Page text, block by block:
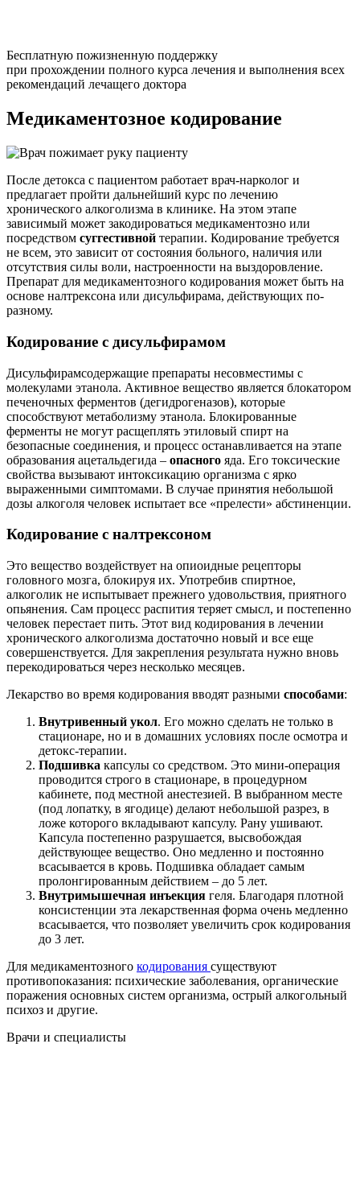
Бесплатную пожизненную поддержку
при прохождении полного курса лечения и выполнения всех
рекомендаций лечащего доктора
Медикаментозное кодирование
После детокса с пациентом работает врач-нарколог и
предлагает пройти дальнейший курс по лечению
хронического алкоголизма в клинике. На этом этапе
зависимый может закодироваться медикаментозно или
посредством суггестивной терапии. Кодирование требуется
не всем, это зависит от состояния больного, наличия или
отсутствия силы воли, настроенности на выздоровление.
Препарат для медикаментозного кодирования может быть на
основе налтрексона или дисульфирама, действующих по-
разному.
Кодирование с дисульфирамом
Дисульфирамсодержащие препараты несовместимы с
молекулами этанола. Активное вещество является блокатором
печеночных ферментов (дегидрогеназов), которые
способствуют метаболизму этанола. Блокированные
ферменты не могут расщеплять этиловый спирт на
безопасные соединения, и процесс останавливается на этапе
образования ацетальдегида – опасного яда. Его токсические
свойства вызывают интоксикацию организма с ярко
выраженными симптомами. В случае принятия небольшой
дозы алкоголя человек испытает все «прелести» абстиненции.
Кодирование с налтрексоном
Это вещество воздействует на опиоидные рецепторы
головного мозга, блокируя их. Употребив спиртное,
алкоголик не испытывает прежнего удовольствия, приятного
опьянения. Сам процесс распития теряет смысл, и постепенно
человек перестает пить. Этот вид кодирования в лечении
хронического алкоголизма достаточно новый и все еще
совершенствуется. Для закрепления результата нужно вновь
перекодироваться через несколько месяцев.
Лекарство во время кодирования вводят разными способами:
Внутривенный укол. Его можно сделать не только в
стационаре, но и в домашних условиях после осмотра и
детокс-терапии.
Подшивка капсулы со средством. Это мини-операция
проводится строго в стационаре, в процедурном
кабинете, под местной анестезией. В выбранном месте
(под лопатку, в ягодице) делают небольшой разрез, в
ложе которого вкладывают капсулу. Рану ушивают.
Капсула постепенно разрушается, высвобождая
действующее вещество. Оно медленно и постоянно
всасывается в кровь. Подшивка обладает самым
пролонгированным действием – до 5 лет.
Внутримышечная инъекция геля. Благодаря плотной
консистенции эта лекарственная форма очень медленно
всасывается, что позволяет увеличить срок кодирования
до 3 лет.
Для медикаментозного кодирования существуют
противопоказания: психические заболевания, органические
поражения основных систем организма, острый алкогольный
психоз и другие.
Врачи и специалисты